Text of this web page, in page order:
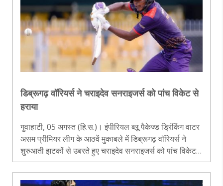
डिब्रूगढ़ वॉरियर्स ने चराइदेव सनराइजर्स को पांच विकेट से
हराया
गुवाहाटी, 05 अगस्त (हि.स.)। इंपीरियल ब्लू पैकेज्ड ड्रिंकिंग वाटर
असम प्रीमियर लीग के आठवें मुकाबले में डिब्रूगढ़ वॉरियर्स ने
शुरुआती झटकों से उबरते हुए चराइदेव सनराइजर्स को पांच विकेट
से हरा दिया। बुधवार को असम क्रिकेट एसोसिएशन स्टेडियम में
खेले गए..